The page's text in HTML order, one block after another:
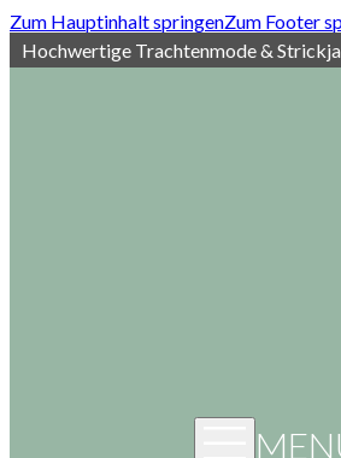
Zum Hauptinhalt springenZum Footer
Hochwertige Trachtenmode &